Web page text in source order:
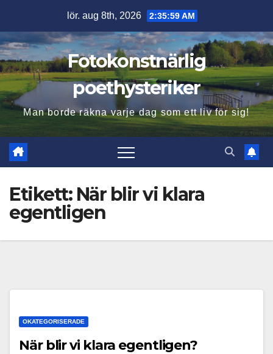
innehåll
lör. aug 8th, 2026 2:36:00 AM
Fotokonstnärlig
poethysteriker
Man borde räkna varje dag som ett liv för sig!
Etikett: När blir vi klara
egentligen
OKATEGORISERADE
När blir vi klara egentligen?